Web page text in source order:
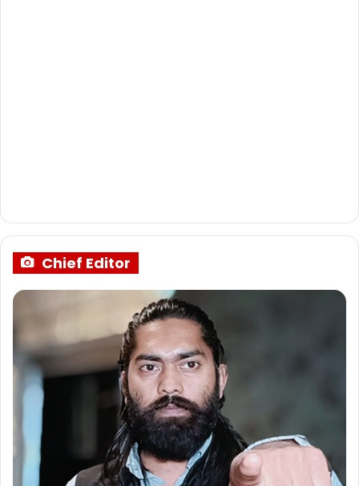
Chief Editor